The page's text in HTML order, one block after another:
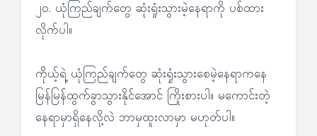
၂၀. ယုံကြည်ချက်တွေ ဆုံးရှုံးသွားမဲ့နေရာကို ပစ်ထား
လိုက်ပါ။
ကိုယ့်ရဲ့ ယုံကြည်ချက်တွေ ဆုံးရှုံးသွားစေမဲ့နေရာကနေ
မြန်မြန်ထွက်ခွာသွားနိုင်အောင် ကြိုးစားပါ။ မကောင်းတဲ့
နေရာမှာရှိနေလို့လဲ ဘာမှထူးလာမှာ မဟုတ်ပါ။